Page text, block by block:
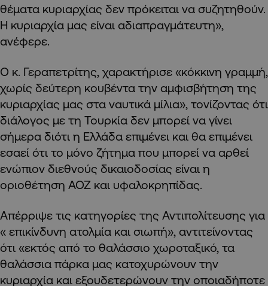
θέματα κυριαρχίας δεν πρόκειται να συζητηθούν.
Η κυριαρχία μας είναι αδιαπραγμάτευτη»,
ανέφερε.
Ο κ. Γεραπετρίτης, χαρακτήρισε «κόκκινη γραμμή,
χωρίς δεύτερη κουβέντα την αμφισβήτηση της
κυριαρχίας μας στα ναυτικά μίλια», τονίζοντας ότι
διάλογος με τη Τουρκία δεν μπορεί να γίνει
σήμερα διότι η Ελλάδα επιμένει και θα επιμένει
εσαεί ότι το μόνο ζήτημα που μπορεί να αρθεί
ενώπιον διεθνούς δικαιοδοσίας είναι η
οριοθέτηση ΑΟΖ και υφαλοκρηπίδας.
Απέρριψε τις κατηγορίες της Αντιπολίτευσης για
« επικίνδυνη ατολμία και σιωπή», αντιτείνοντας
ότι «εκτός από το θαλάσσιο χωροταξικό, τα
θαλάσσια πάρκα μας κατοχυρώνουν την
κυριαρχία και εξουδετερώνουν την οποιαδήποτε